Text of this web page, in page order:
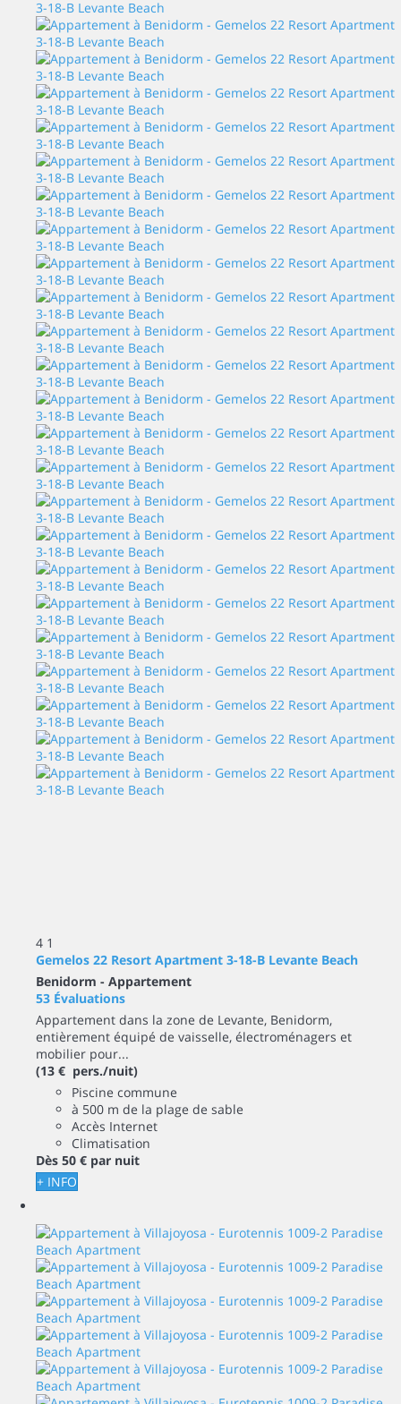
4 1
Gemelos 22 Resort Apartment 3-18-B Levante Beach
Benidorm - Appartement
53 Évaluations
Appartement dans la zone de Levante, Benidorm,
entièrement équipé de vaisselle, électroménagers et
mobilier pour...
(13 € pers./nuit)
Piscine commune
à 500 m de la plage de sable
Accès Internet
Climatisation
Dès 50 € par nuit
+ INFO